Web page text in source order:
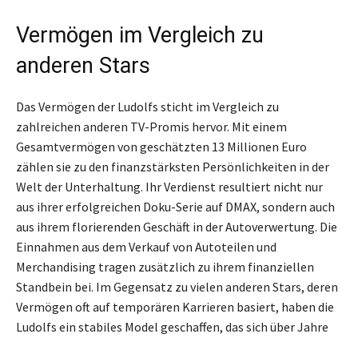
Vermögen im Vergleich zu
anderen Stars
Das Vermögen der Ludolfs sticht im Vergleich zu
zahlreichen anderen TV-Promis hervor. Mit einem
Gesamtvermögen von geschätzten 13 Millionen Euro
zählen sie zu den finanzstärksten Persönlichkeiten in der
Welt der Unterhaltung. Ihr Verdienst resultiert nicht nur
aus ihrer erfolgreichen Doku-Serie auf DMAX, sondern auch
aus ihrem florierenden Geschäft in der Autoverwertung. Die
Einnahmen aus dem Verkauf von Autoteilen und
Merchandising tragen zusätzlich zu ihrem finanziellen
Standbein bei. Im Gegensatz zu vielen anderen Stars, deren
Vermögen oft auf temporären Karrieren basiert, haben die
Ludolfs ein stabiles Model geschaffen, das sich über Jahre